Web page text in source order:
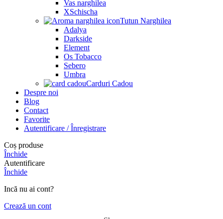
Vas narghilea
XSchischa
Tutun Narghilea
Adalya
Darkside
Element
Os Tobacco
Sebero
Umbra
Carduri Cadou
Despre noi
Blog
Contact
Favorite
Autentificare / Înregistrare
Coș produse
Închide
Autentificare
Închide
Incă nu ai cont?
Crează un cont